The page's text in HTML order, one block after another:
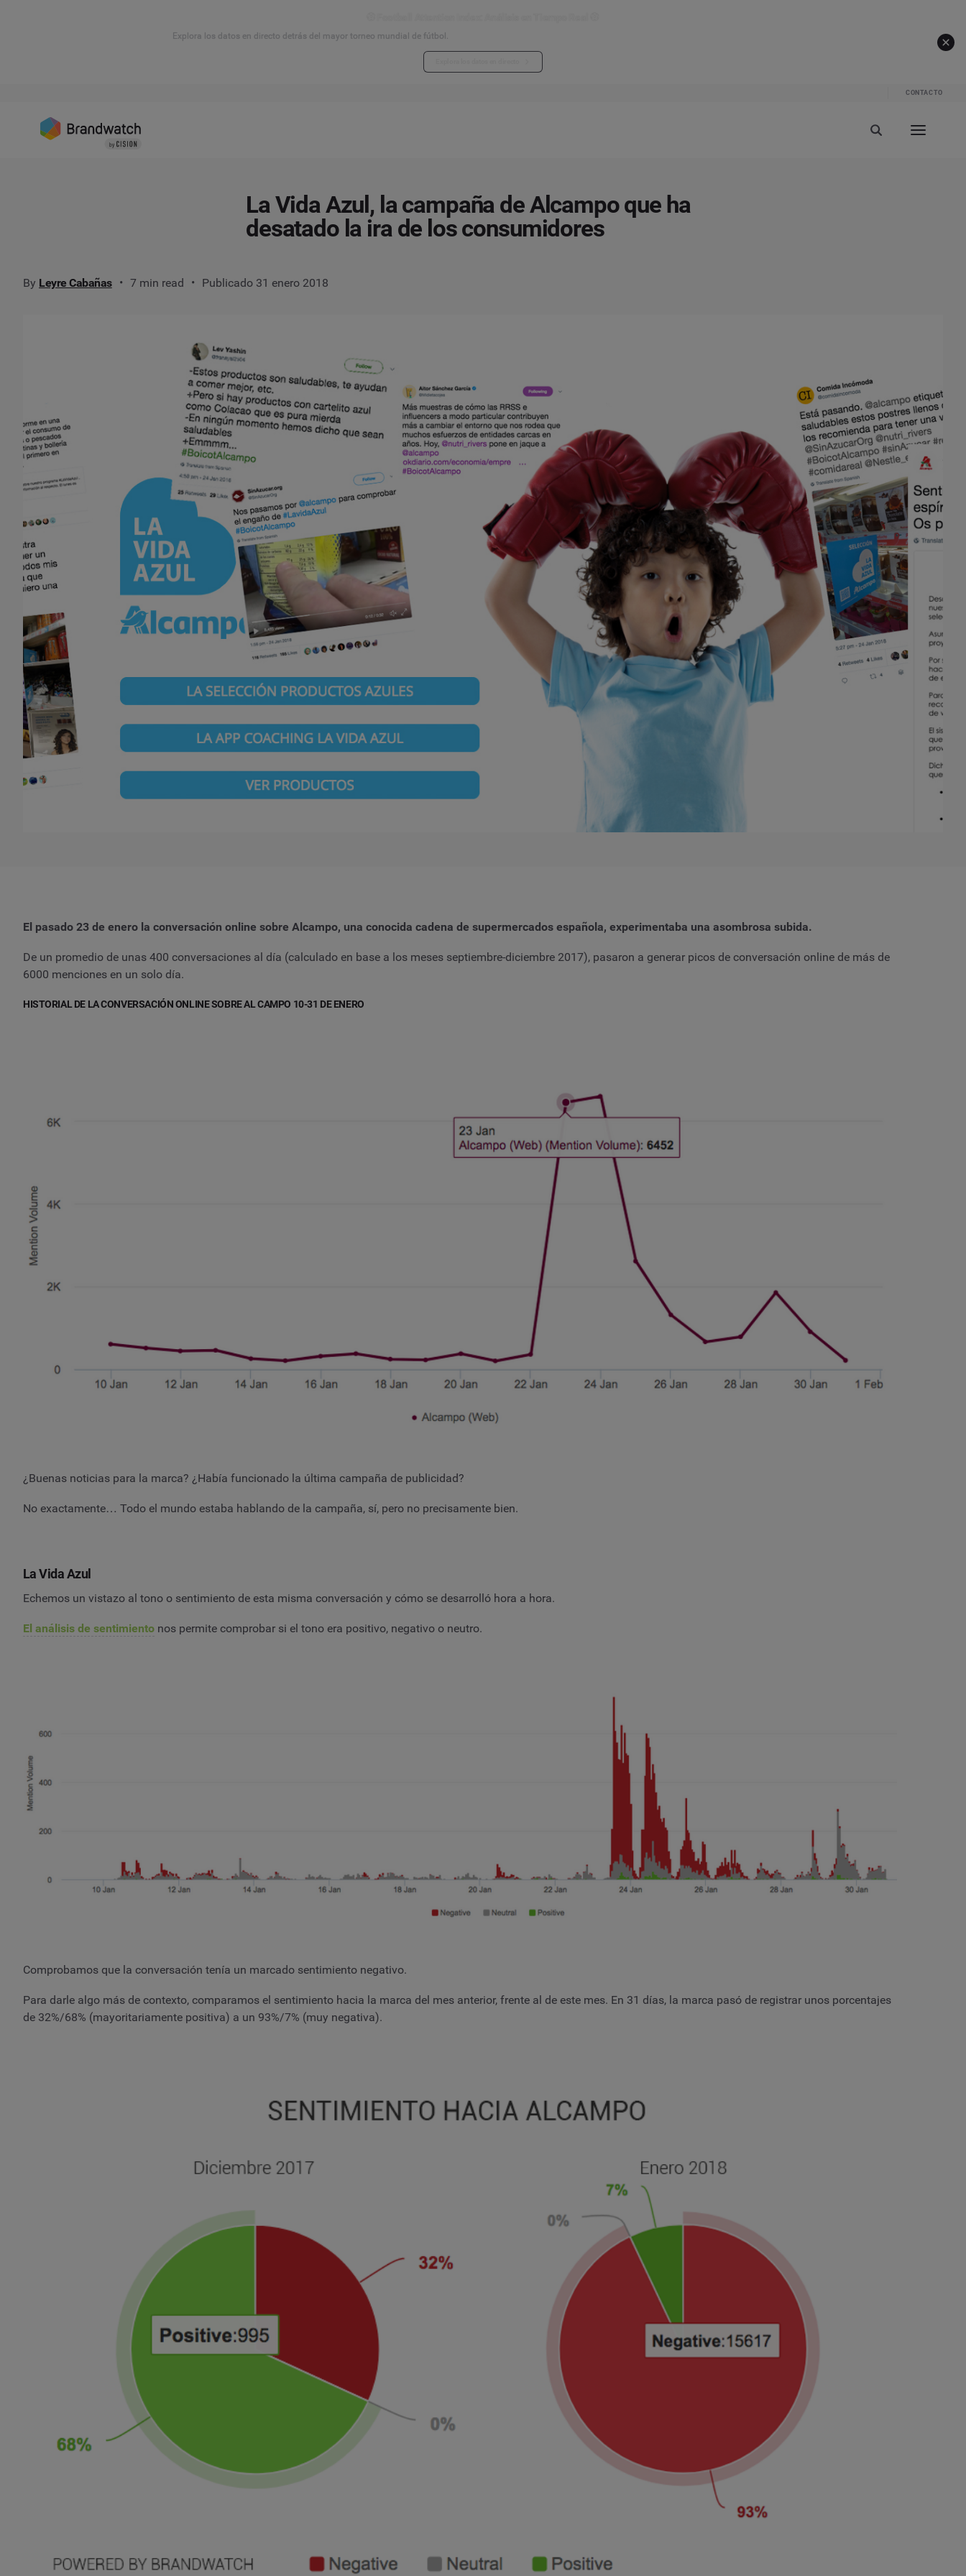
Explora los datos en directo detrás del mayor torneo mundial de fútbol.
CONTACTO
La Vida Azul, la campaña de Alcampo que ha
desatado la ira de los consumidores
By Leyre Cabañas 7 min read Publicado 31 enero 2018
El pasado 23 de enero la conversación online sobre Alcampo, una conocida cadena de supermercados española, experimentaba una asombrosa subida.
De un promedio de unas 400 conversaciones al día (calculado en base a los meses septiembre-diciembre 2017), pasaron a generar picos de conversación online de más de
6000 menciones en un solo día.
HISTORIAL DE LA CONVERSACIÓN ONLINE SOBRE AL CAMPO 10-31 DE ENERO
¿Buenas noticias para la marca? ¿Había funcionado la última campaña de publicidad?
No exactamente… Todo el mundo estaba hablando de la campaña, sí, pero no precisamente bien.
La Vida Azul
Echemos un vistazo al tono o sentimiento de esta misma conversación y cómo se desarrolló hora a hora.
El análisis de sentimiento nos permite comprobar si el tono era positivo, negativo o neutro.
Comprobamos que la conversación tenía un marcado sentimiento negativo.
Para darle algo más de contexto, comparamos el sentimiento hacia la marca del mes anterior, frente al de este mes. En 31 días, la marca pasó de registrar unos porcentajes
de 32%/68% (mayoritariamente positiva) a un 93%/7% (muy negativa).